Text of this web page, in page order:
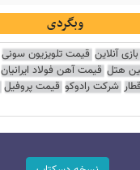
وبگردی
بازی آنلاین قیمت تلویزیون سونی
هتل قیمت آهن فولاد ایرانیان
شرکت رادوکو قیمت پروفیل